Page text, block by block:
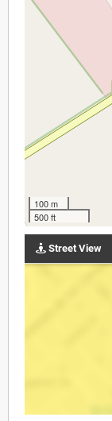
100 m
500 ft
Street View